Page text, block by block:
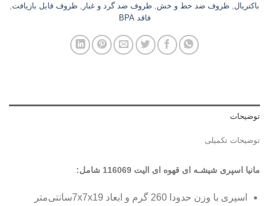
باکتریال ظروف ضد خط و خش ظروف ضد گرد و غبار ظروف قابل بازیافت
فاقد BPA
توضیحات
توضیحات تکمیلی
مانیا اسپری شیشـه ای قهوه ای الیت 116069 شامل :
اسپری با وزن حدودا 260 گرم و ابعاد 7x7x19سانتی‌متر